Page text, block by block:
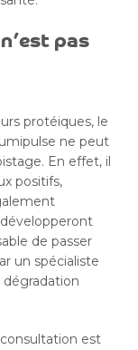
pas
protéiques, le
ne peut
En effet, il
positifs,
de passer
un spécialiste
consultation est